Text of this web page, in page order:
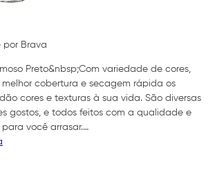
por Brava
Preto&nbsp;Com variedade de cores,
cobertura e secagem rápida os
cores e texturas à sua vida. São diversas
gostos, e todos feitos com a qualidade e
você arrasar.…